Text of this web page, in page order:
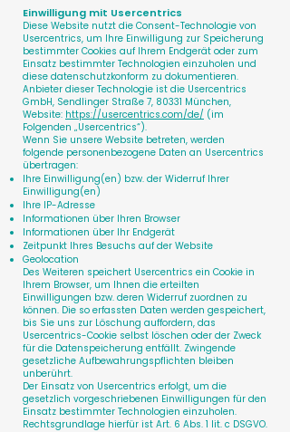
Einwilligung mit Usercentrics
Diese Website nutzt die Consent-Technologie von
Usercentrics, um Ihre Einwilligung zur Speicherung
bestimmter Cookies auf Ihrem Endgerät oder zum
Einsatz bestimmter Technologien einzuholen und
diese datenschutzkonform zu dokumentieren.
Anbieter dieser Technologie ist die Usercentrics
GmbH, Sendlinger Straße 7, 80331 München,
Website: https://usercentrics.com/de/ (im
Folgenden „Usercentrics“).
Wenn Sie unsere Website betreten, werden
folgende personenbezogene Daten an Usercentrics
übertragen:
Ihre Einwilligung(en) bzw. der Widerruf Ihrer
Einwilligung(en)
Ihre IP-Adresse
Informationen über Ihren Browser
Informationen über Ihr Endgerät
Zeitpunkt Ihres Besuchs auf der Website
Geolocation
Des Weiteren speichert Usercentrics ein Cookie in
Ihrem Browser, um Ihnen die erteilten
Einwilligungen bzw. deren Widerruf zuordnen zu
können. Die so erfassten Daten werden gespeichert,
bis Sie uns zur Löschung auffordern, das
Usercentrics-Cookie selbst löschen oder der Zweck
für die Datenspeicherung entfällt. Zwingende
gesetzliche Aufbewahrungspflichten bleiben
unberührt.
Der Einsatz von Usercentrics erfolgt, um die
gesetzlich vorgeschriebenen Einwilligungen für den
Einsatz bestimmter Technologien einzuholen.
Rechtsgrundlage hierfür ist Art. 6 Abs. 1 lit. c DSGVO.